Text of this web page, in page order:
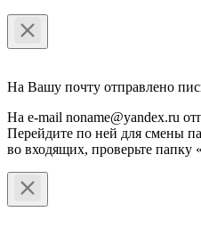
На Вашу почту отправлено
На e-mail noname@yandex.ru
Перейдите по ней для смены
во входящих, проверьте папку